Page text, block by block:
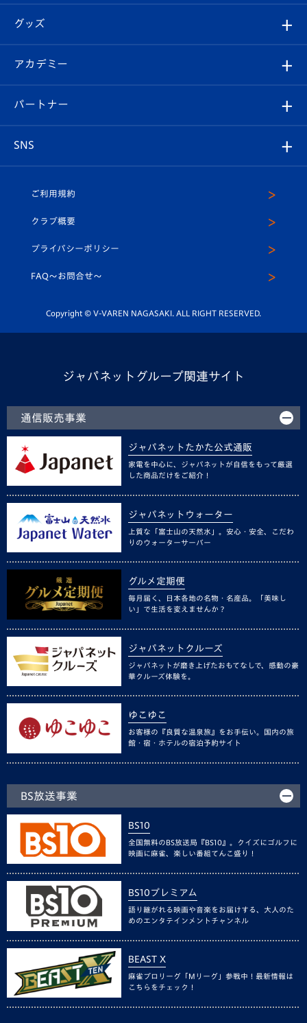
チケット
イベント
メディア
ホームタウン
スタッフプロフィール
マスコット紹介
平和祈念活動
ホームタウン活動
はじめての観戦ガイド
Revive Team
ヴィヴィくんの長崎おもてなしガイド
フォトギャラリー
スタジアムグルメ
チケット
V-LOVERS（ファンクラブ）
プレイヤーズスイート
グッズ
オンラインショップ
店舗情報
アカデミー
育成からのお知らせ
U-18
スクール
パートナー
SNS
ヴィヴィくんインスタグラム
公式LINE＠
ご利用規約
クラブ概要
プライバシーポリシー
FAQ〜お問合せ〜
Copyright © V-VAREN NAGASAKI. ALL RIGHT RESERVED.
ジャパネットグループ関連サイト
通信販売事業
ジャパネットたかた公式通販
家電を中心に、ジャパネットが自信をもって厳選
した商品だけをご紹介！
ジャパネットウォーター
上質な「富士山の天然水」。安心・安全、こだわ
りのウォーターサーバー
グルメ定期便
毎月届く、日本各地の名物・名産品。「美味し
い」で生活を変えませんか？
ジャパネットクルーズ
ジャパネットが磨き上げたおもてなしで、感動の豪
華クルーズ体験を。
ゆこゆこ
お客様の『良質な温泉旅』をお手伝い。国内の旅
館・宿・ホテルの宿泊予約サイト
BS放送事業
BS10
全国無料のBS放送局『BS10』。クイズにゴルフに
映画に麻雀、楽しい番組てんこ盛り！
BS10プレミアム
語り継がれる映画や音楽をお届けする、大人のた
めのエンタテインメントチャンネル
BEAST X
麻雀プロリーグ「Mリーグ」参戦中！最新情報は
こちらをチェック！